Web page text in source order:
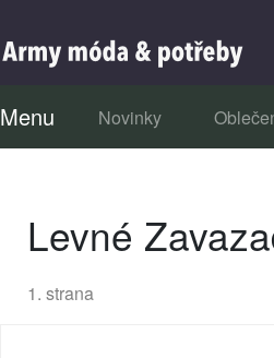
Menu Novinky
Levné
1. strana